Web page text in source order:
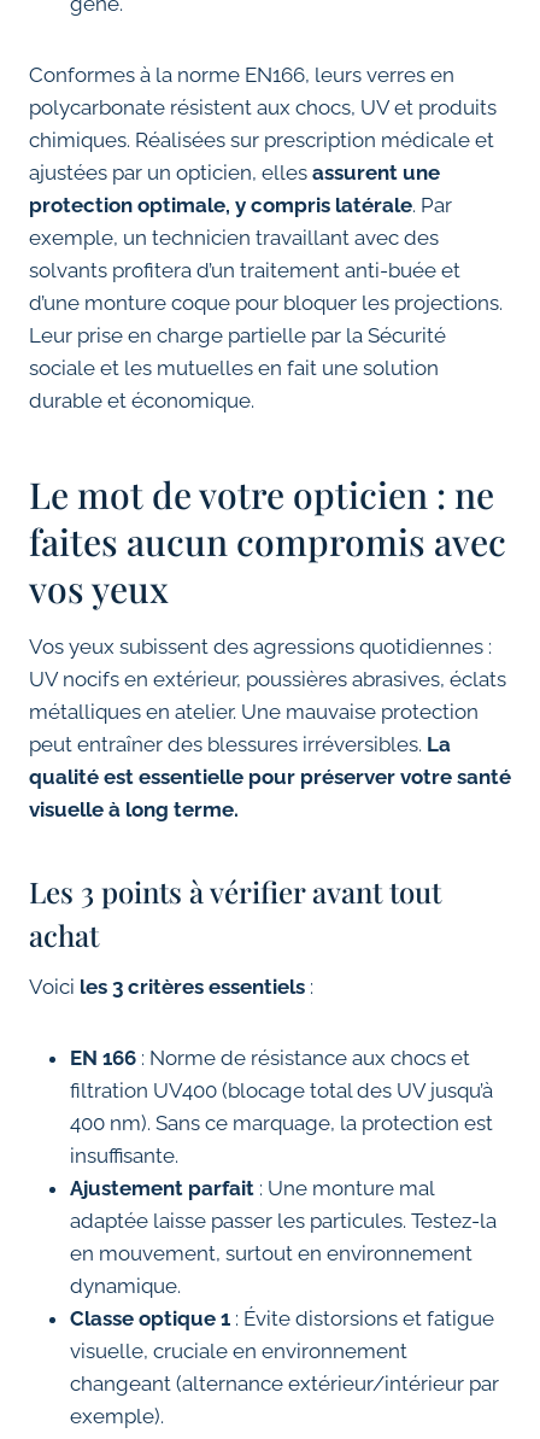
Conformes à la norme EN166, leurs verres en
polycarbonate résistent aux chocs, UV et produits
chimiques. Réalisées sur prescription médicale et
ajustées par un opticien, elles assurent une
protection optimale, y compris latérale. Par
exemple, un technicien travaillant avec des
solvants profitera d’un traitement anti-buée et
d’une monture coque pour bloquer les projections.
Leur prise en charge partielle par la Sécurité
sociale et les mutuelles en fait une solution
durable et économique.
Le mot de votre opticien : ne
faites aucun compromis avec
vos yeux
Vos yeux subissent des agressions quotidiennes :
UV nocifs en extérieur, poussières abrasives, éclats
métalliques en atelier. Une mauvaise protection
peut entraîner des blessures irréversibles. La
qualité est essentielle pour préserver votre santé
visuelle à long terme.
Les 3 points à vérifier avant tout
achat
Voici les 3 critères essentiels :
EN 166 : Norme de résistance aux chocs et
filtration UV400 (blocage total des UV jusqu’à
400 nm). Sans ce marquage, la protection est
insuffisante.
Ajustement parfait : Une monture mal
adaptée laisse passer les particules. Testez-la
en mouvement, surtout en environnement
dynamique.
Classe optique 1 : Évite distorsions et fatigue
visuelle, cruciale en environnement
changeant (alternance extérieur/intérieur par
exemple).